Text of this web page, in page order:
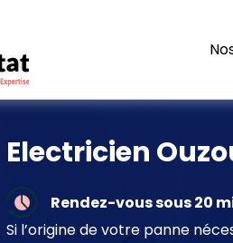
Electricien
Rendez-vous sous 20
Si l’origine de votre panne